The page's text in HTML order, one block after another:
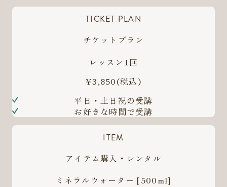
TICKET PLAN
チケットプラン
レッスン1回
¥3,850(税込)
平日・土日祝の受講
お好きな時間で受講
ITEM
アイテム購入・レンタル
ミネラルウォーター [500ml]